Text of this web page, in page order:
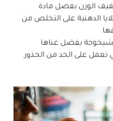
الوزن بفضل مادة
الدهنية على التخلص من
بفضل غناها
تعمل على الحد من الجذور